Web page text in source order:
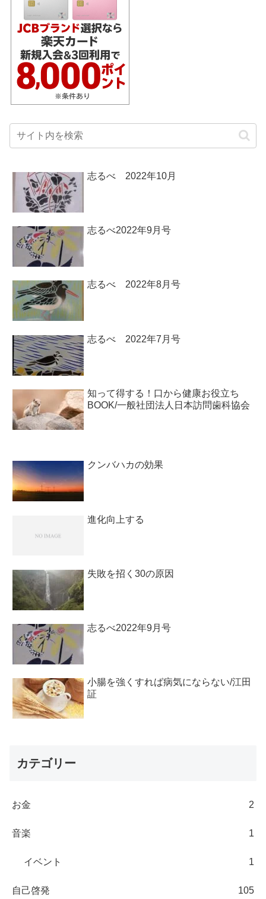
志るべ 2022年10月
志るべ2022年9月号
志るべ 2022年8月号
志るべ 2022年7月号
知って得する！口から健康お役立ち
BOOK/一般社団法人日本訪問歯科協会￼
クンバハカの効果
進化向上する
失敗を招く30の原因
志るべ2022年9月号
小腸を強くすれば病気にならない/江田
証
カテゴリー
お金 2
音楽 1
イベント 1
自己啓発 105